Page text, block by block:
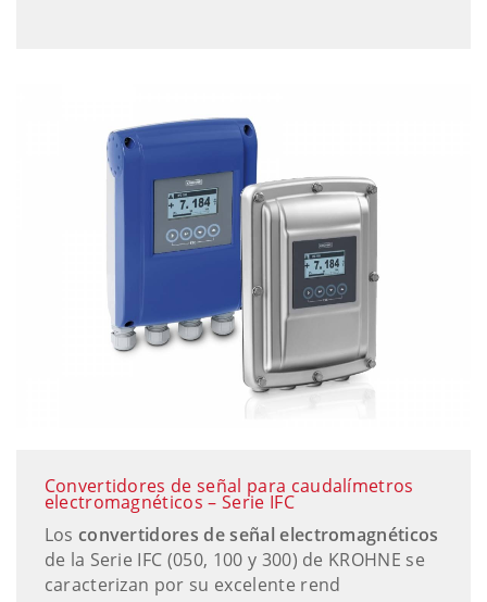
Convertidores de señal para caudalímetros
electromagnéticos – Serie IFC
Los convertidores de señal electromagnéticos
de la Serie IFC (050, 100 y 300) de KROHNE se
caracterizan por su excelente rend